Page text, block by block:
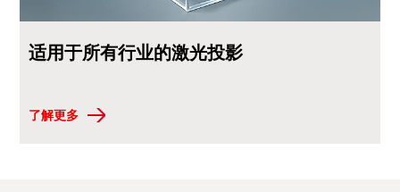
适用于所有行业的激光投影
了解更多